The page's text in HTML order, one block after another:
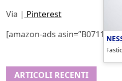
Via | Pinterest
[amazon-ads
ARTICOLI RECENTI